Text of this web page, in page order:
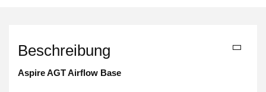
Beschreibung
Aspire AGT Airflow Base